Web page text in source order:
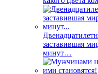
заставившая
минут…